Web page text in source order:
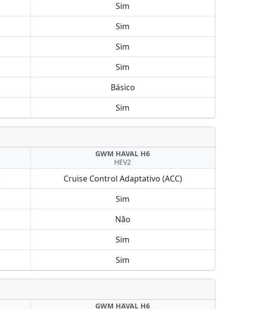
Sim
Sim
Sim
Sim
Básico
Sim
GWM HAVAL H6
HEV2
Cruise Control Adaptativo (ACC)
Sim
Não
Sim
Sim
GWM HAVAL H6